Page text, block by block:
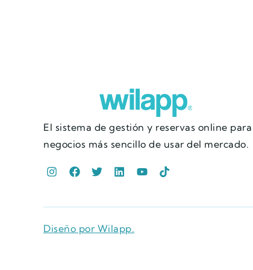
El sistema de gestión y reservas online para
negocios más sencillo de usar del mercado.
Diseño por Wilapp.